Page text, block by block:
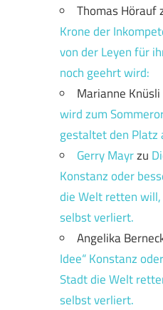
Thomas Hörauf
Krone der
von der Leyen für
noch geehrt wird:
Marianne Knüsli
wird zum
gestaltet den Platz
Gerry Mayrzu
Konstanz oder
die Welt retten will,
selbst verliert.
Angelika
Idee“ Konstanz
Stadt die Welt
selbst verliert.